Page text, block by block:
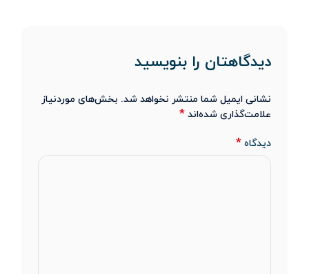
دیدگاهتان را بنویسید
نشانی ایمیل شما منتشر نخواهد شد. بخش‌های موردنیاز
علامت‌گذاری شده‌اند *
دیدگاه *